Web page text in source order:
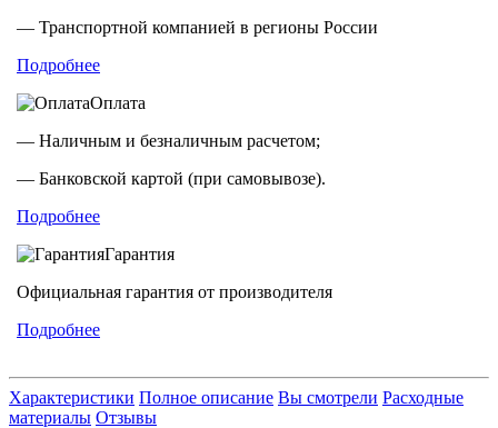
— Транспортной компанией в регионы России
Подробнее
Оплата
— Наличным и безналичным расчетом;
— Банковской картой (при самовывозе).
Подробнее
Гарантия
Официальная гарантия от производителя
Подробнее
Характеристики Полное описание Вы смотрели Расходные
материалы Отзывы